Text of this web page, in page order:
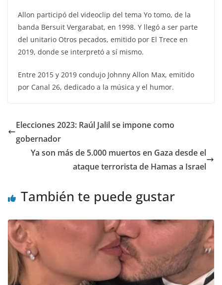
Allon participó del videoclip del tema Yo tomo, de la
banda Bersuit Vergarabat, en 1998. Y llegó a ser parte
del unitario Otros pecados, emitido por El Trece en
2019, donde se interpretó a sí mismo.
Entre 2015 y 2019 condujo Johnny Allon Max, emitido
por Canal 26, dedicado a la música y el humor.
Elecciones 2023: Raúl Jalil se impone como
gobernador
Ya son más de 5.000 muertos en Gaza desde el
ataque terrorista de Hamas a Israel
También te puede gustar